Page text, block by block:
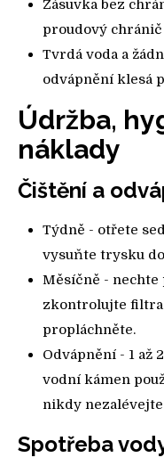
Zásuvka bez
proudový chránič
Tvrdá voda a
odvápnění klesá
Údržba,
náklady
Čištění a
Týdně - otřete
vysuňte trysku
Měsíčně -
zkontrolujte
propláchněte.
Odvápnění - 1 až
vodní kámen
nikdy
Spotřeba